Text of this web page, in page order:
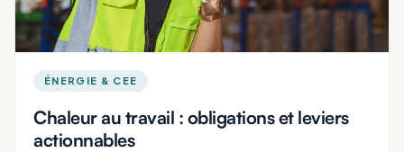
ÉNERGIE & CEE
Chaleur au travail : obligations et leviers
actionnables